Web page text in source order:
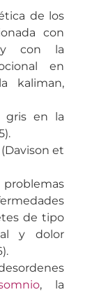
de los
con
y con la
en
kaliman,
gris en la
et
de tipo
y dolor
, la